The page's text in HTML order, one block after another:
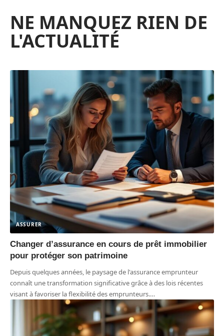
NE MANQUEZ RIEN DE
L'ACTUALITÉ
ASSURER
Changer d’assurance en cours de prêt immobilier
pour protéger son patrimoine
Depuis quelques années, le paysage de l'assurance emprunteur
connaît une transformation significative grâce à des lois récentes
visant à favoriser la flexibilité des emprunteurs.…